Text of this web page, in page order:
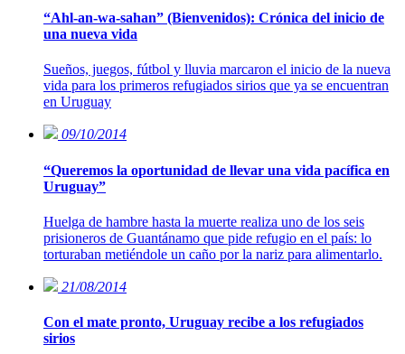
“Ahl-an-wa-sahan” (Bienvenidos): Crónica del inicio de
una nueva vida
Sueños, juegos, fútbol y lluvia marcaron el inicio de la nueva
vida para los primeros refugiados sirios que ya se encuentran
en Uruguay
09/10/2014
“Queremos la oportunidad de llevar una vida pacífica en
Uruguay”
Huelga de hambre hasta la muerte realiza uno de los seis
prisioneros de Guantánamo que pide refugio en el país: lo
torturaban metiéndole un caño por la nariz para alimentarlo.
21/08/2014
Con el mate pronto, Uruguay recibe a los refugiados
sirios